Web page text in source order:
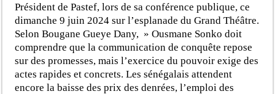
Président de Pastef, lors de sa conférence publique, ce
dimanche 9 juin 2024 sur l’esplanade du Grand Théâtre.
Selon Bougane Gueye Dany, » Ousmane Sonko doit
comprendre que la communication de conquête repose
sur des promesses, mais l’exercice du pouvoir exige des
actes rapides et concrets. Les sénégalais attendent
encore la baisse des prix des denrées, l’emploi des